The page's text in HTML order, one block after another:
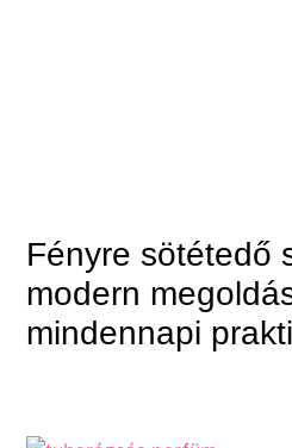
Fényre sötétedő
modern
mindennapi